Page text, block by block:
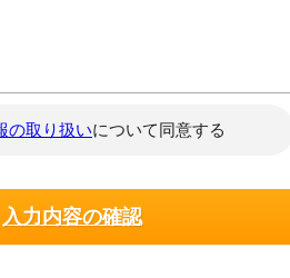
の取り扱いについて同意する